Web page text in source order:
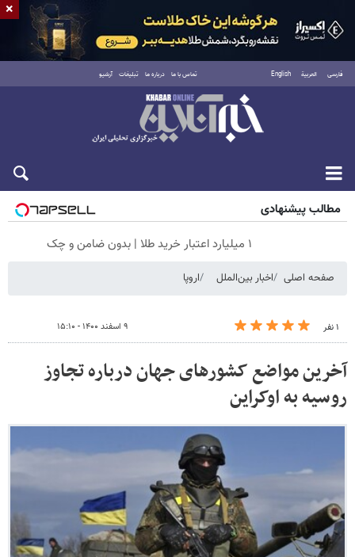
فارسی العربية English تماس با ما درباره ما تبلیغات آرشیو
شنبه ۱۷ مرداد ۱۴۰۵
مطالب پیشنهادی
۱ میلیارد اعتبار خرید طلا | بدون ضامن و چک
صفحه اصلی اخبار بین‌الملل اروپا
۱ نفر ۹ اسفند ۱۴۰۰ - ۱۵:۱۰
آخرین مواضع کشورهای جهان درباره تجاوز
روسیه به اوکراین
×